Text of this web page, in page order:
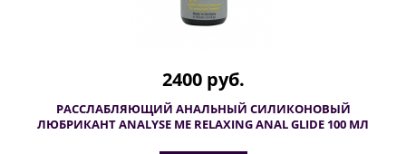
2400 руб.
РАССЛАБЛЯЮЩИЙ АНАЛЬНЫЙ СИЛИКОНОВЫЙ
ЛЮБРИКАНТ ANALYSE ME RELAXING ANAL GLIDE 100 МЛ